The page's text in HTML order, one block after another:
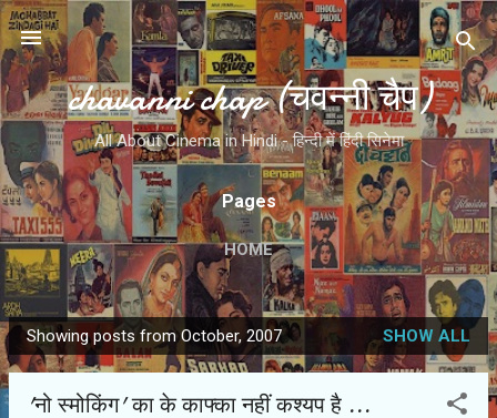
Skip to main content
chavanni chap (चवन्नी चैप)
All About Cinema in Hindi - हिन्दी में हिंदी सिनेमा
Pages
HOME
P
o
Showing posts from October, 2007 SHOW ALL
'नो स्मोकिंग' का के काफ्का नहीं कश्यप है ...